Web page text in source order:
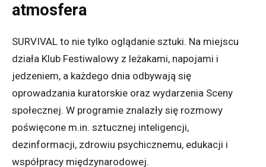
atmosfera
SURVIVAL to nie tylko oglądanie sztuki. Na miejscu
działa Klub Festiwalowy z leżakami, napojami i
jedzeniem, a każdego dnia odbywają się
oprowadzania kuratorskie oraz wydarzenia Sceny
społecznej. W programie znalazły się rozmowy
poświęcone m.in. sztucznej inteligencji,
dezinformacji, zdrowiu psychicznemu, edukacji i
współpracy międzynarodowej.